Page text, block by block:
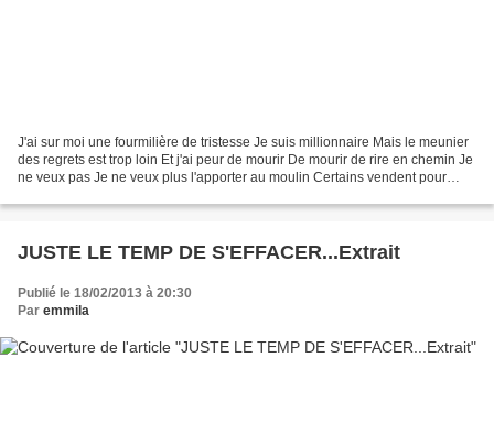
J'ai sur moi une fourmilière de tristesse Je suis millionnaire Mais le meunier
des regrets est trop loin Et j'ai peur de mourir De mourir de rire en chemin Je
ne veux pas Je ne veux plus l'apporter au moulin Certains vendent pour
JUSTE LE TEMP DE S'EFFACER...Extrait
Publié le 18/02/2013 à 20:30
Par emmila